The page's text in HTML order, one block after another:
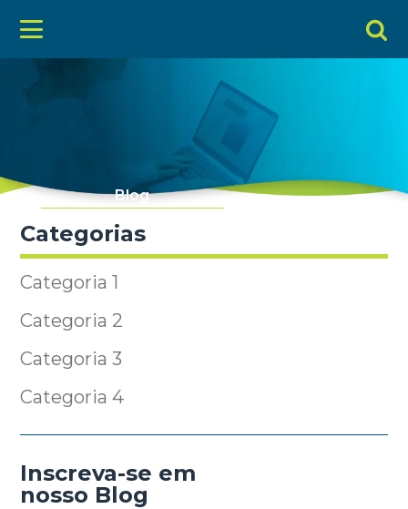
Blog
Categorias
Categoria 1
Categoria 2
Categoria 3
Categoria 4
Inscreva-se em
nosso Blog